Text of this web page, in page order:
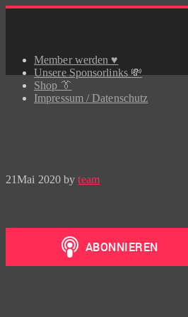
Skip
Member werden ♥️
Unsere Sponsorlinks 💸
Shop 👔
Impressum / Datenschutz
21Mai 2020 byteam